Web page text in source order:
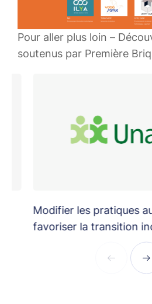
Pour aller plus loin –
soutenus par Première
Modifier les pratiques au
favoriser la transition